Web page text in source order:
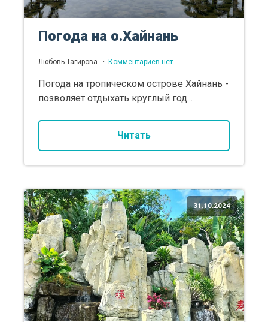
Погода на о.Хайнань
Любовь Тагирова Комментариев нет
Погода на тропическом острове Хайнань -
позволяет отдыхать круглый год...
Читать
31.10.2024